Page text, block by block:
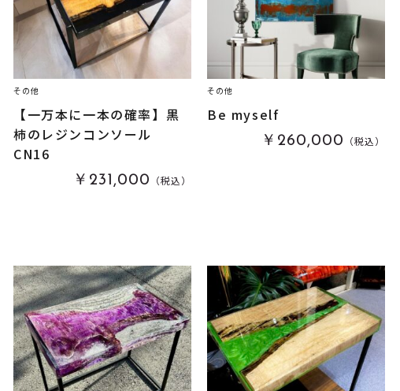
その他
【一万本に一本の確率】黒
柿のレジンコンソール
CN16
￥231,000 （税込）
その他
Be myself
￥260,000 （税込）